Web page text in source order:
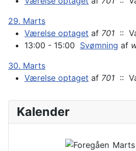
29. Marts
Værelse optaget af 701 ::
13:00 - 15:00 Svømning af
30. Marts
Værelse optaget af 701 ::
Kalender
Marts